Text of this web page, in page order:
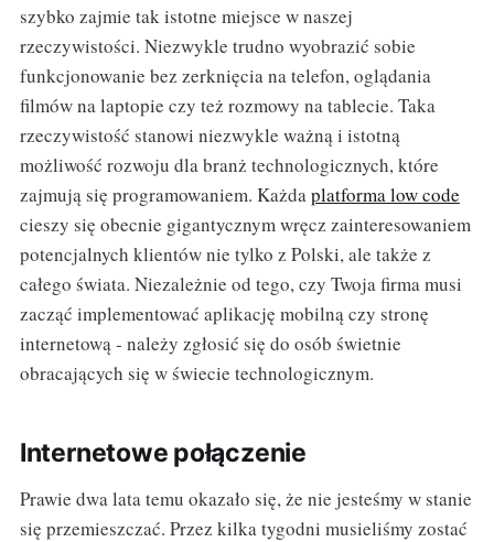
szybko zajmie tak istotne miejsce w naszej
rzeczywistości. Niezwykle trudno wyobrazić sobie
funkcjonowanie bez zerknięcia na telefon, oglądania
filmów na laptopie czy też rozmowy na tablecie. Taka
rzeczywistość stanowi niezwykle ważną i istotną
możliwość rozwoju dla branż technologicznych, które
zajmują się programowaniem. Każdaplatforma low code
cieszy się obecnie gigantycznym wręcz zainteresowaniem
potencjalnych klientów nie tylko z Polski, ale także z
całego świata. Niezależnie od tego, czy Twoja firma musi
zacząć implementować aplikację mobilną czy stronę
internetową - należy zgłosić się do osób świetnie
obracających się w świecie technologicznym.
Internetowe połączenie
Prawie dwa lata temu okazało się, że nie jesteśmy w stanie
się przemieszczać. Przez kilka tygodni musieliśmy zostać